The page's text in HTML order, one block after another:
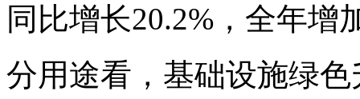
同比增长20.2%，全年增
分用途看，基础设施绿